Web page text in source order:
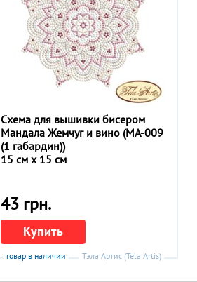
Схема для вышивки бисером
Мандала Жемчуг и вино (МА-009
(1 габардин))
15 см x 15 см
43 грн.
Купить
товар в наличии Тэла Артис (Tela Artis)